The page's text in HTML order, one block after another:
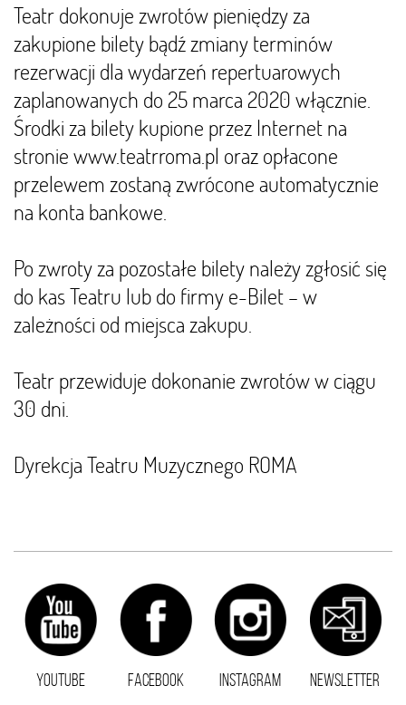
Teatr dokonuje zwrotów pieniędzy za
zakupione bilety bądź zmiany terminów
rezerwacji dla wydarzeń repertuarowych
zaplanowanych do 25 marca 2020 włącznie.
Środki za bilety kupione przez Internet na
stronie www.teatrroma.pl oraz opłacone
przelewem zostaną zwrócone automatycznie
na konta bankowe.
Po zwroty za pozostałe bilety należy zgłosić się
do kas Teatru lub do firmy e-Bilet – w
zależności od miejsca zakupu.
Teatr przewiduje dokonanie zwrotów w ciągu
30 dni.
Dyrekcja Teatru Muzycznego ROMA
YOUTUBE FACEBOOK INSTAGRAM NEWSLETTER